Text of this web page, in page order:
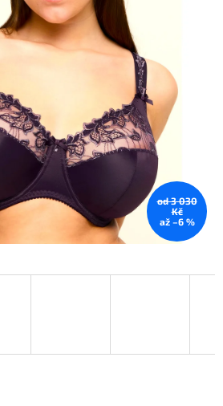
od 3 030
Kč
až –6 %